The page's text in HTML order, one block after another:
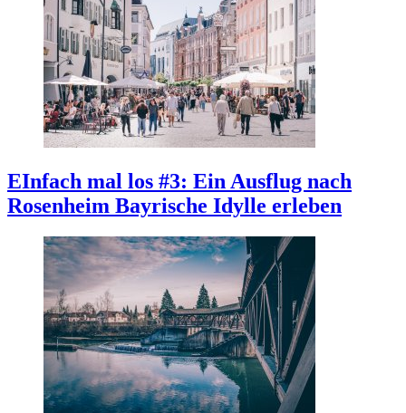
EInfach mal los #3: Ein Ausflug nach
Rosenheim Bayrische Idylle erleben